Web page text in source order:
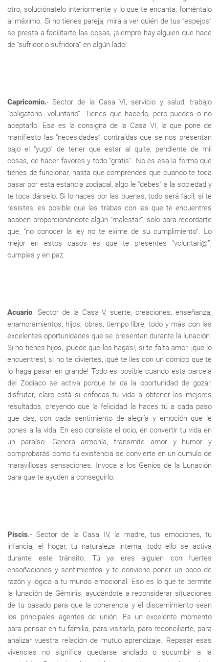
otro, soluciónatelo interiormente y lo que te encanta, foméntalo
al máximo. Si no tienes pareja, mira a ver quién de tus “espejos”
se presta a facilitarte las cosas, ¡siempre hay alguien que hace
de “sufridor o sufridora” en algún lado!
Capricornio.- Sector de la Casa VI, servicio y salud, trabajo
“obligatorio- voluntario”. Tienes que hacerlo, pero puedes o no
aceptarlo. Esa es la consigna de la Casa VI, la que pone de
manifiesto las “necesidades” contraídas que se nos presentan
bajo el “yugo” de tener que estar al quite, pendiente de mil
cosas, de hacer favores y todo “gratis”. No es esa la forma que
tienes de funcionar, hasta que comprendes que cuando te toca
pasar por esta estancia zodiacal, algo le “debes” a la sociedad y
te toca dárselo. Si lo haces por las buenas, todo será fácil, si te
resistes, es posible que las trabas con las que te encuentres
acaben proporcionándote algún “malestar”, solo para recordarte
que, “no conocer la ley no te exime de su cumplimiento”. Lo
mejor en estos casos es que te presentes “voluntari@”,
cumplas y en paz.
Acuario. Sector de la Casa V, suerte, creaciones, enseñanza,
enamoramientos, hijos, obras, tiempo libre, todo y más con las
excelentes oportunidades que se presentan durante la lunación.
Si no tienes hijos, ¡puede que los hagas!, si te falta amor, ¡que lo
encuentres!, si no te diviertes, ¡qué te líes con un cómico que te
lo haga pasar en grande! Todo es posible cuando esta parcela
del Zodíaco se activa porque te da la oportunidad de gozar,
disfrutar, claro está si enfocas tu vida a obtener los mejores
resultados, creyendo que la felicidad la haces tú a cada paso
que das, con cada sentimiento de alegría y emoción que le
pones a la vida. En eso consiste el ocio, en convertir tu vida en
un paraíso. Genera armonía, transmite amor y humor y
comprobarás como tu existencia se convierte en un cúmulo de
maravillosas sensaciones. Invoca a los Genios de la Lunación
para que te ayuden a conseguirlo.
Piscis.- Sector de la Casa IV, la madre, tus emociones, tu
infancia, el hogar, tu naturaleza interna, todo ello se activa
durante este tránsito. Tú ya eres alguien con fuertes
ensoñaciones y sentimientos y te conviene poner un poco de
razón y lógica a tu mundo emocional. Eso es lo que te permite
la lunación de Géminis, ayudándote a reconsiderar situaciones
de tu pasado para que la coherencia y el discernimiento sean
los principales agentes de unión. Es un excelente momento
para pensar en tu familia, para visitarla, para reconciliarte, para
analizar vuestra relación de mutuo aprendizaje. Repasar esas
vivencias no significa quedarse anclado o sucumbir a la